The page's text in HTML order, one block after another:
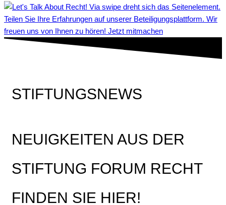
Teilen Sie Ihre Erfahrungen auf unserer Beteiligungsplattform. Wir
freuen uns von Ihnen zu hören! Jetzt mitmachen
STIFTUNGSNEWS
NEUIGKEITEN AUS DER
STIFTUNG FORUM RECHT
FINDEN SIE HIER!